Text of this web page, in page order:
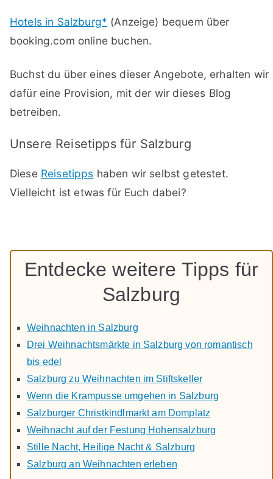
Hotels in Salzburg* (Anzeige) bequem über
booking.com online buchen.
Buchst du über eines dieser Angebote, erhalten wir
dafür eine Provision, mit der wir dieses Blog
betreiben.
Unsere Reisetipps für Salzburg
Diese Reisetipps haben wir selbst getestet.
Vielleicht ist etwas für Euch dabei?
Entdecke weitere Tipps für
Salzburg
Weihnachten in Salzburg
Drei Weihnachtsmärkte in Salzburg von romantisch
bis edel
Salzburg zu Weihnachten im Stiftskeller
Wenn die Krampusse umgehen in Salzburg
Salzburger Christkindlmarkt am Domplatz
Weihnacht auf der Festung Hohensalzburg
Stille Nacht, Heilige Nacht & Salzburg
Salzburg an Weihnachten erleben